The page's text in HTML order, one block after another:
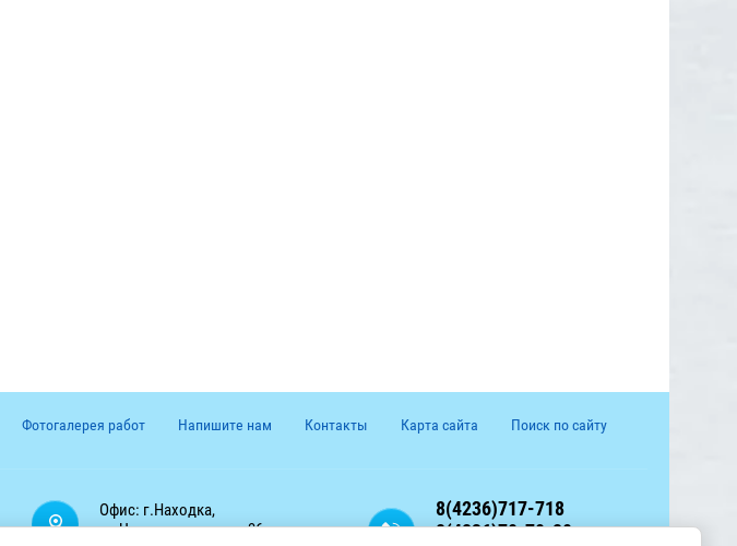
Фотогалерея работ Напишите нам Контакты Карта сайта
Поиск по сайту
8(4236)717-718
8(4236)70-70-20
Офис: г.Находка,
ул.Чернышевского д.36 тел.